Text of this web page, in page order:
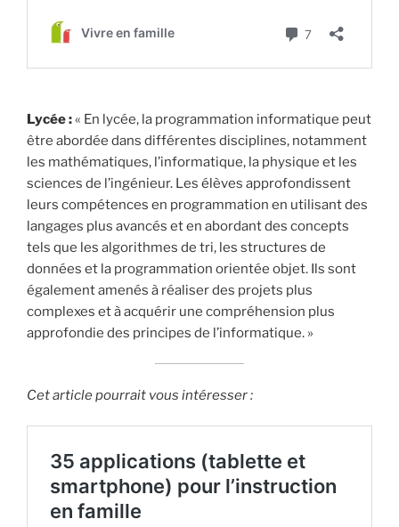
Lycée :« En lycée, la programmation informatique peut
être abordée dans différentes disciplines, notamment
les mathématiques, l’informatique, la physique et les
sciences de l’ingénieur. Les élèves approfondissent
leurs compétences en programmation en utilisant des
langages plus avancés et en abordant des concepts
tels que les algorithmes de tri, les structures de
données et la programmation orientée objet. Ils sont
également amenés à réaliser des projets plus
complexes et à acquérir une compréhension plus
approfondie des principes de l’informatique. »
Cet article pourrait vous intéresser :